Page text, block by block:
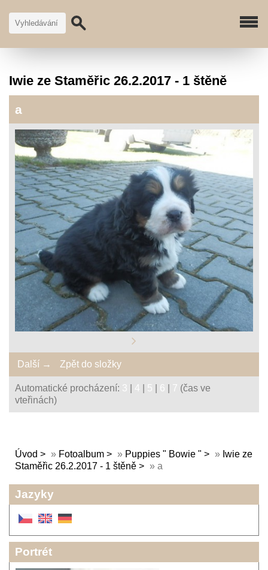
Iwie ze Staměřic 26.2.2017 - 1 štěně
a
Další → Zpět do složky
Automatické procházení: 3 4 5 6 7 (čas ve
vteřinách)
Úvod » Fotoalbum » Puppies " Bowie " » Iwie ze
Staměřic 26.2.2017 - 1 štěně
» a
Jazyky
Portrét